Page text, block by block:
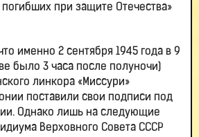
при защите Отечества»
именно 2 сентября 1945 года в 9
было 3 часа после полуночи)
линкора «Миссури»
поставили свои подписи под
Однако лишь на следующие
Верховного Совета СССР